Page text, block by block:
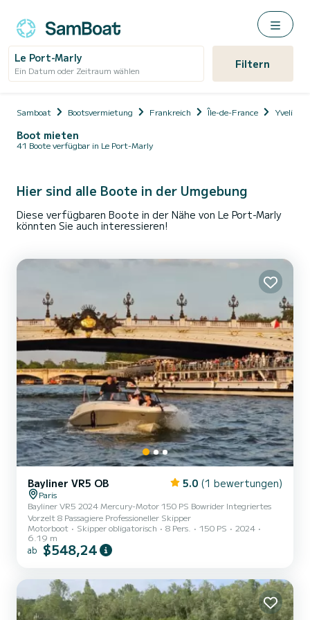
Le Port-Marly
Ein Datum oder Zeitraum wählen Filtern
Samboat Bootsvermietung Frankreich Île-de-France Yvelines
Boot mieten
41 Boote verfügbar in Le Port-Marly
Hier sind alle Boote in der Umgebung
Diese verfügbaren Boote in der Nähe von Le Port-Marly
könnten Sie auch interessieren!
Bayliner VR5 OB 5.0 (1 bewertungen)
Paris
Bayliner VR5 2024 Mercury-Motor 150 PS Bowrider Integriertes
Vorzelt 8 Passagiere Professioneller Skipper
Motorboot
Skipper obligatorisch 8 Pers. 150 PS
2024
6.19 m
ab $548,24